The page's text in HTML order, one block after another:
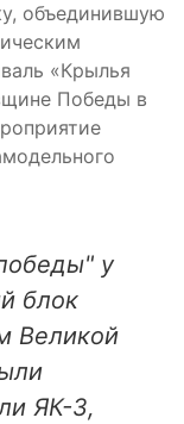
объединившую
«Крылья
Победы в
у
блок
Великой
ЯК-3,